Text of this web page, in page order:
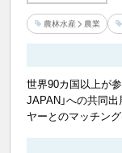
農林水産 農業
世界90カ国以上が
JAPAN」への共同
ヤーとのマッチング